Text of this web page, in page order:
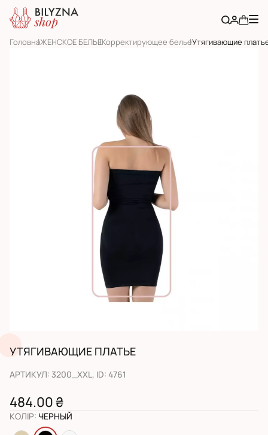
ГоловнаЖЕНСКОЕ БЕЛЬЕКорректирующее бельеУтягивающие
УТЯГИВАЮЩИЕ ПЛАТЬЕ
АРТИКУЛ: 3200_XXL, ID: 4761
484.00 ₴
КОЛІР: ЧЕРНЫЙ